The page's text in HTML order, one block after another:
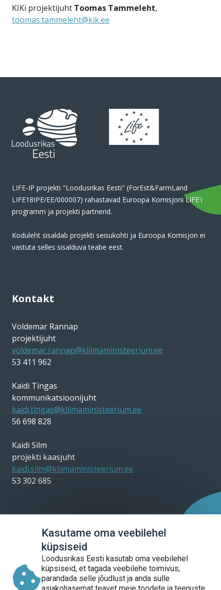
KIKi projektijuht Toomas Tammeleht,
toomas.tammeleht@kik.ee
LIFE-IP projekti "Loodusrikas Eesti" (ForEst&FarmLand
LIFE18IPE/EE/000007) rahastavad Euroopa Komisjoni LIFE'i
programm ja projekti partnerid.
Koduleht sisaldab projekti seisukohti ja Euroopa Komisjon ei
vastuta selles sisalduva teabe eest.
Kontakt
Voldemar Rannap
projektijuht
voldemar.rannap@kliimaministeerium.ee
53 411 962
Kaidi Tingas
kommunikatsioonijuht
kaidi.tingas@kliimaministeerium.ee
56 698 828
Kaidi Silm
projekti kaasjuht
kaidi.silm@kliimaministeerium.ee
53 302 685
Sotsiaalmeedia
Kasutame oma veebilehel
küpsiseid
Loodusrikas Eesti kasutab oma veebilehel
küpsiseid, et tagada veebilehe toimivus,
parandada selle jõudlust ja anda sulle